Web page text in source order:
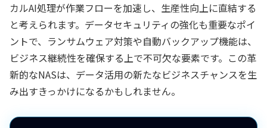
カルAI処理が作業フローを加速し、生産性向上に直結する
と考えられます。データセキュリティの強化も重要なポイ
ントで、ランサムウェア対策や自動バックアップ機能は、
ビジネス継続性を確保する上で不可欠な要素です。この革
新的なNASは、データ活用の新たなビジネスチャンスを生
み出すきっかけになるかもしれません。